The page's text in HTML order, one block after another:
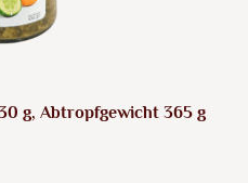
5 von 5 Sternen
g, Abtropfgewicht 365 g